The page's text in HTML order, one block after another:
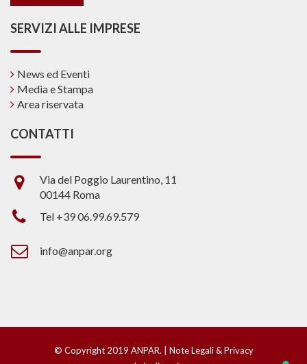
SERVIZI ALLE IMPRESE
News ed Eventi
Media e Stampa
Area riservata
CONTATTI
Via del Poggio Laurentino, 11
00144 Roma
Tel +39 06.99.69.579
info@anpar.org
© Copyright 2019 ANPAR. | Note Legali & Privacy